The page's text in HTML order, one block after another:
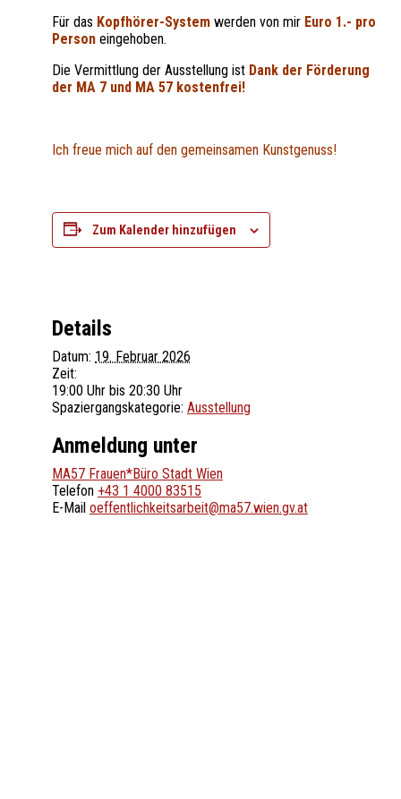
Für das Kopfhörer-System werden von mir Euro 1.- pro
Person eingehoben.
Die Vermittlung der Ausstellung ist Dank der Förderung
der MA 7 und MA 57 kostenfrei!
Ich freue mich auf den gemeinsamen Kunstgenuss!
Zum Kalender hinzufügen
Details
Datum: 19. Februar 2026
Zeit:
19:00 Uhr bis 20:30 Uhr
Spaziergangskategorie: Ausstellung
Anmeldung unter
MA57 Frauen*Büro Stadt Wien
Telefon +43 1 4000 83515
E-Mail oeffentlichkeitsarbeit@ma57.wien.gv.at